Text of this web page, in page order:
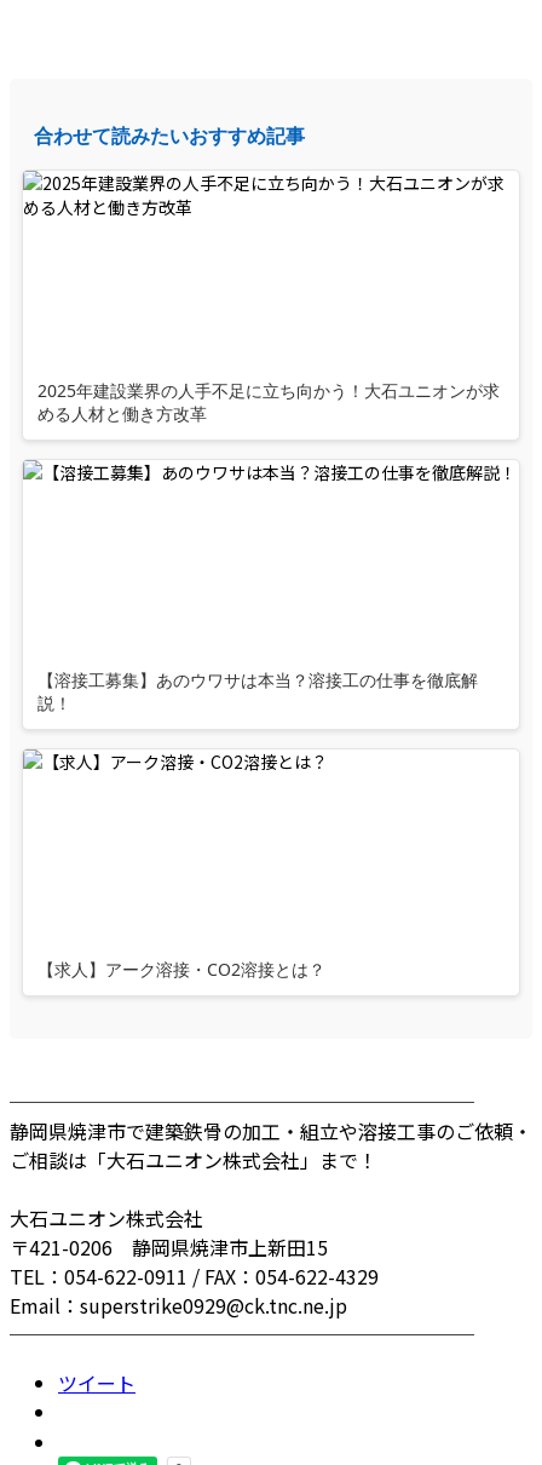
合わせて読みたいおすすめ記事
2025年建設業界の人手不足に立ち向かう！大石ユニオンが求
める人材と働き方改革
【溶接工募集】あのウワサは本当？溶接工の仕事を徹底解
説！
【求人】アーク溶接・CO2溶接とは？
────────────────────────
静岡県焼津市で建築鉄骨の加工・組立や溶接工事のご依頼・
ご相談は「大石ユニオン株式会社」まで！
大石ユニオン株式会社
〒421-0206 静岡県焼津市上新田15
TEL：054-622-0911 / FAX：054-622-4329
Email：superstrike0929@ck.tnc.ne.jp
────────────────────────
ツイート